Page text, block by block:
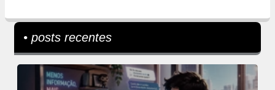
• posts recentes